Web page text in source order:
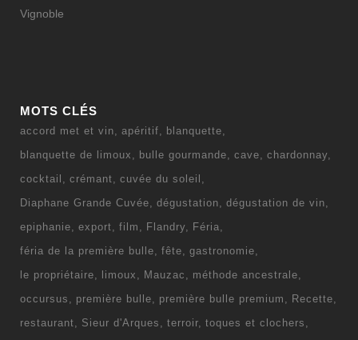
Vignoble
MOTS CLÉS
accord met et vin apéritif
blanquette
blanquette de limoux
bulle gourmande cave
chardonnay
cocktail
crémant
cuvée du soleil
Diaphane Grande Cuvée
dégustation
dégustation de vin
epiphanie
export film Flandry
Féria
féria de la première bulle
fête
gastronomie
le propriétaire
limoux Mauzac
méthode ancestrale
occursus
première bulle première bulle premium
Recette
restaurant
Sieur d'Arques terroir toques et clochers